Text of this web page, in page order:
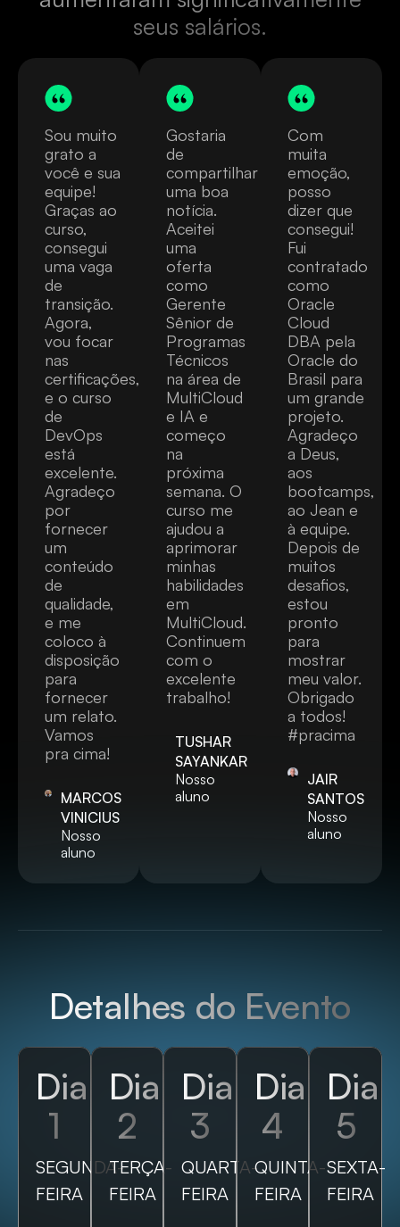
seus salários.
Sou muito
grato a
você e sua
equipe!
Graças ao
curso,
consegui
uma vaga
de
transição.
Agora,
vou focar
nas
certificações,
e o curso
de
DevOps
está
excelente.
Agradeço
por
fornecer
um
conteúdo
de
qualidade,
e me
coloco à
disposição
para
fornecer
um relato.
Vamos
pra cima!
MARCOS
VINICIUS
Nosso
aluno
Gostaria
de
compartilhar
uma boa
notícia.
Aceitei
uma
oferta
como
Gerente
Sênior de
Programas
Técnicos
na área de
MultiCloud
e IA e
começo
na
próxima
semana. O
curso me
ajudou a
aprimorar
minhas
habilidades
em
MultiCloud.
Continuem
com o
excelente
trabalho!
TUSHAR
SAYANKAR
Nosso
aluno
Com
muita
emoção,
posso
dizer que
consegui!
Fui
contratado
como
Oracle
Cloud
DBA pela
Oracle do
Brasil para
um grande
projeto.
Agradeço
a Deus,
aos
bootcamps,
ao Jean e
à equipe.
Depois de
muitos
desafios,
estou
pronto
para
mostrar
meu valor.
Obrigado
a todos!
#pracima
JAIR
SANTOS
Nosso
aluno
Detalhes do Evento
Dia
1
SEGUNDA-
FEIRA
Dia
2
TERÇA-
FEIRA
Dia
3
QUARTA-
FEIRA
Dia
4
QUINTA-
FEIRA
Dia
5
SEXTA-
FEIRA